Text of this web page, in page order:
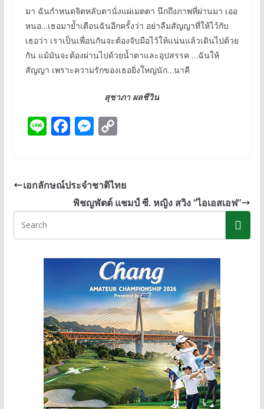
มา ฉันกำหนดจิตหลับตานั่งแผ่เมตตา นึกถึงภาพที่ผ่านมา เออ
หนอ…เธอมาย้ำเตือนฉันอีกครั้งว่า อย่าลืมสัญญาที่ให้ไว้กับ
เธอว่า เราเป็นเพื่อนกันจะต้องจับมือไว้ให้แน่นแล้วเดินไปด้วย
กัน แม้มันจะต้องผ่านไปด้วยน้ำตาและอุปสรรค …ฉันให้
สัญญา เพราะความรักของเธอยิ่งใหญ่นัก…นาคี
สุชาภา ผลชีวิน
Li F
b
o
o
k
M
e
n
g
er
C
y
Li
n
k
เอกลักษณ์ประจำชาติไทย
พิชญพัตต์ แชมป์ ซี. หญิง สวิง “ไอเอสเอฟ”